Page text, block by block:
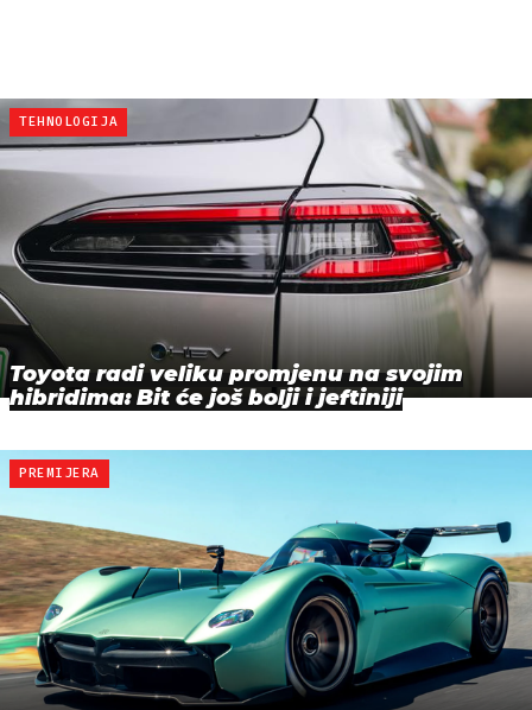
TEHNOLOGIJA
Toyota radi veliku promjenu na svojim
hibridima: Bit će još bolji i jeftiniji
PREMIJERA